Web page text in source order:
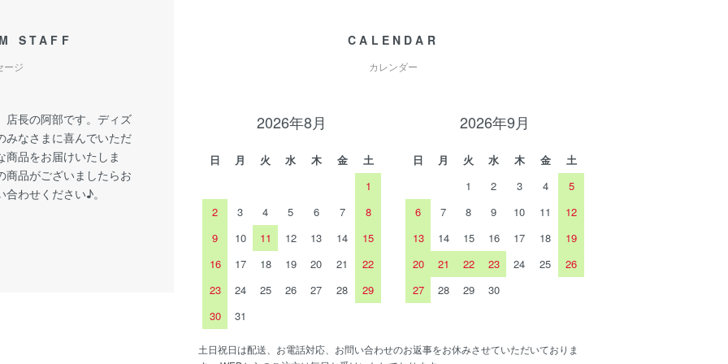
STAFF
ージ
店長の阿部です。ディズ
みなさまに喜んでいただ
商品をお届けいたしま
商品がございましたらお
わせください♪。
CALENDAR
カレンダー
2026年8月
日 月 火 水 木 金
土
1
2
3 4 5 6 7
8
9
10 11 12 13 14
15
16
17 18 19 20 21
22
23
24 25 26 27 28
29
30
31
2026年9月
日 月 火 水 木 金
土
1
2 3 4
5
6
7 8 9 10 11
12
13
14 15 16 17 18
19
20
21 22 23 24 25
26
27
28 29 30
土日祝日は配送、お電話対応、お問い合わせのお返事をお休みさせていただいておりま